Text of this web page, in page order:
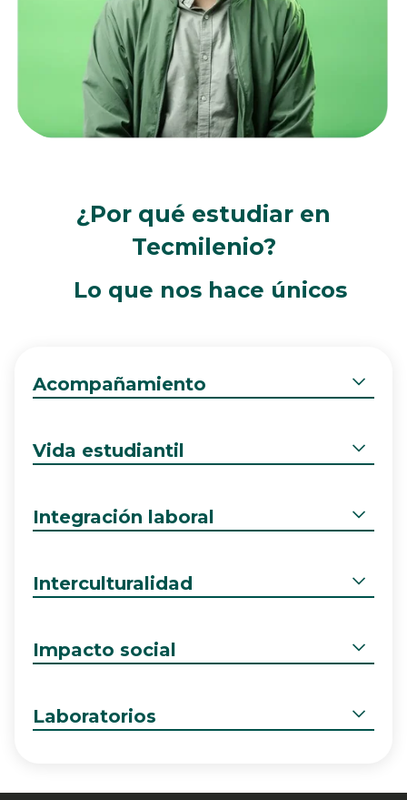
¿Por qué estudiar en
Tecmilenio?
Lo que nos hace únicos
Acompañamiento
Vida estudiantil
Integración laboral
Interculturalidad
Impacto social
Laboratorios